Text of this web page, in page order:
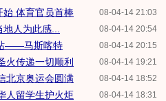
08-04-14 21:03
始 体育官员首棒
08-04-14 20:54
人为此感...
08-04-14 20:15
——马斯喀特
08-04-14 19:21
火传递一切顺利
08-04-14 18:52
北京奥运会圆满
08-04-14 18:31
人留学生护火炬